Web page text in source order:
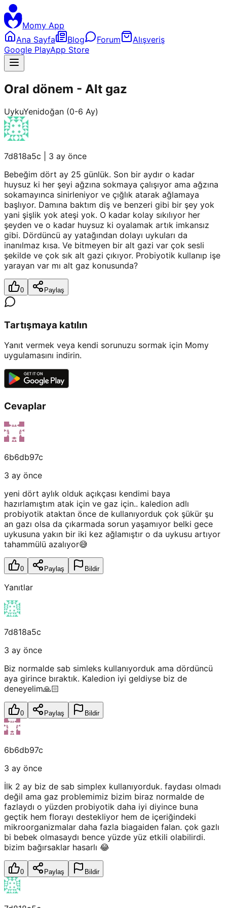
Momy App
Ana Sayfa
Blog Forum
Alışveriş
Google PlayApp Store
Oral dönem - Alt gaz
UykuYenidoğan (0-6 Ay)
7d818a5c
3 ay önce
Bebeğim dört ay 25 günlük. Son bir aydır o kadar
huysuz ki her şeyi ağzına sokmaya çalışıyor ama ağzına
sokamayınca sinirleniyor ve çığlık atarak ağlamaya
başlıyor. Damına baktım diş ve benzeri gibi bir şey yok
yani şişlik yok ateşi yok. O kadar kolay sıkılıyor her
şeyden ve o kadar huysuz ki oyalamak artık imkansız
gibi. Dördüncü ay yatağından dolayı uykuları da
inanılmaz kısa. Ve bitmeyen bir alt gazi var çok sesli
şekilde ve çok sık alt gazi çıkıyor. Probiyotik kullanıp işe
yarayan var mı alt gaz konusunda?
0 Paylaş
Tartışmaya katılın
Yanıt vermek veya kendi sorunuzu sormak için Momy
uygulamasını indirin.
Cevaplar
6b6db97c
3 ay önce
yeni dört aylık olduk açıkçası kendimi baya
hazırlamıştım atak için ve gaz için.. kaledion adlı
probiyotik ataktan önce de kullanıyorduk çok şükür şu
an gazı olsa da çıkarmada sorun yaşamıyor belki gece
uykusuna yakın bir iki kez ağlamıştır o da uykusu artıyor
tahammülü azalıyor😅
0 Paylaş Bildir
Yanıtlar
7d818a5c
3 ay önce
Biz normalde sab simleks kullanıyorduk ama dördüncü
aya girince bıraktık. Kaledion iyi geldiyse biz de
deneyelim🙏🏻
0 Paylaş Bildir
6b6db97c
3 ay önce
İlk 2 ay biz de sab simplex kullanıyorduk. faydası olmadı
değil ama gaz problemimiz bizim biraz normalde de
fazlaydı o yüzden probiyotik daha iyi diyince buna
geçtik hem florayı destekliyor hem de içeriğindeki
mikroorganizmalar daha fazla biagaiden falan. çok gazlı
bi bebek olmasaydı bence yüzde yüz etkili olabilirdi.
bizim bağırsaklar hasarlı 😂
0 Paylaş Bildir